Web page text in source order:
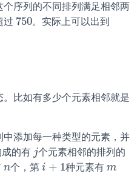
序列的不同排列满足相邻两
过 750
750。实际上可以出到
比如有多少个元素相邻就是
添加每一种类型的元素，并
的有 j
j 个元素相邻的排列的
n
n个，第 i + 1
i+ 1 种元素有 m
m